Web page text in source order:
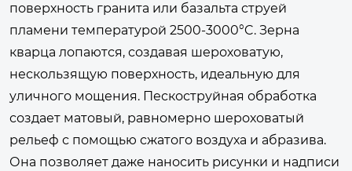
поверхность гранита или базальта струей
пламени температурой 2500-3000°C. Зерна
кварца лопаются, создавая шероховатую,
нескользящую поверхность, идеальную для
уличного мощения. Пескоструйная обработка
создает матовый, равномерно шероховатый
рельеф с помощью сжатого воздуха и абразива.
Она позволяет даже наносить рисунки и надписи